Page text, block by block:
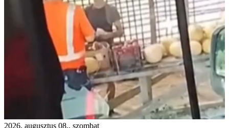
2026. augusztus 08., szombat